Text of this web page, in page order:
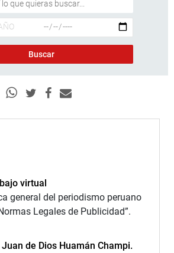
virtual
general del periodismo peruano
Legales de Publicidad”.
de Dios Huamán Champi.